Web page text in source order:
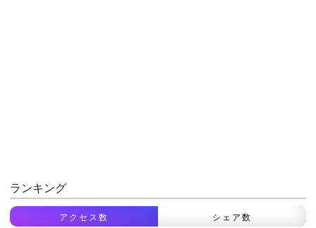
ランキング
アクセス数 シェア数